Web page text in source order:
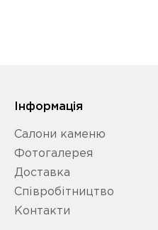
Iнформація
Салони каменю
Фотогалерея
Доставка
Співробітництво
Контакти